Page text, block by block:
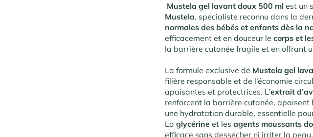
Mustela gel lavant doux 500 ml est un
Mustela, spécialiste reconnu dans la
normales des bébés et enfants dès la
efficacement et en douceur lecorps et
la barrière cutanée fragile et en offrant
La formule exclusive de Mustela gel
filière responsable et de l’économie
apaisantes et protectrices. L’extrait
renforcent la barrière cutanée, apaisent
une hydratation durable, essentielle
Laglycérine et lesagents moussants
efficace sans dessécher ni irriter la peau.